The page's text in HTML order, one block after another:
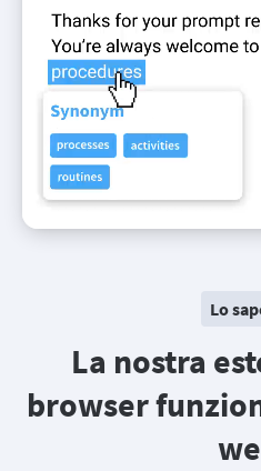
Lo
La nostra
browser